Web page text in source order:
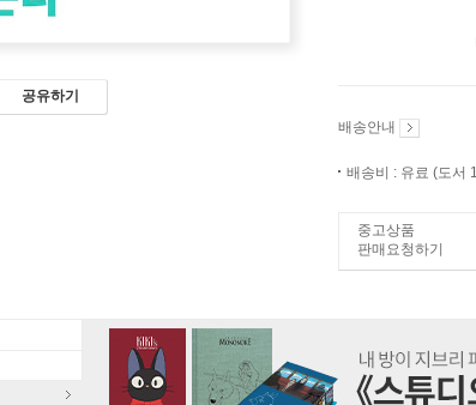
공유하기
배송안내
배송비 : 유료 (도서
중고상품
판매요청하기